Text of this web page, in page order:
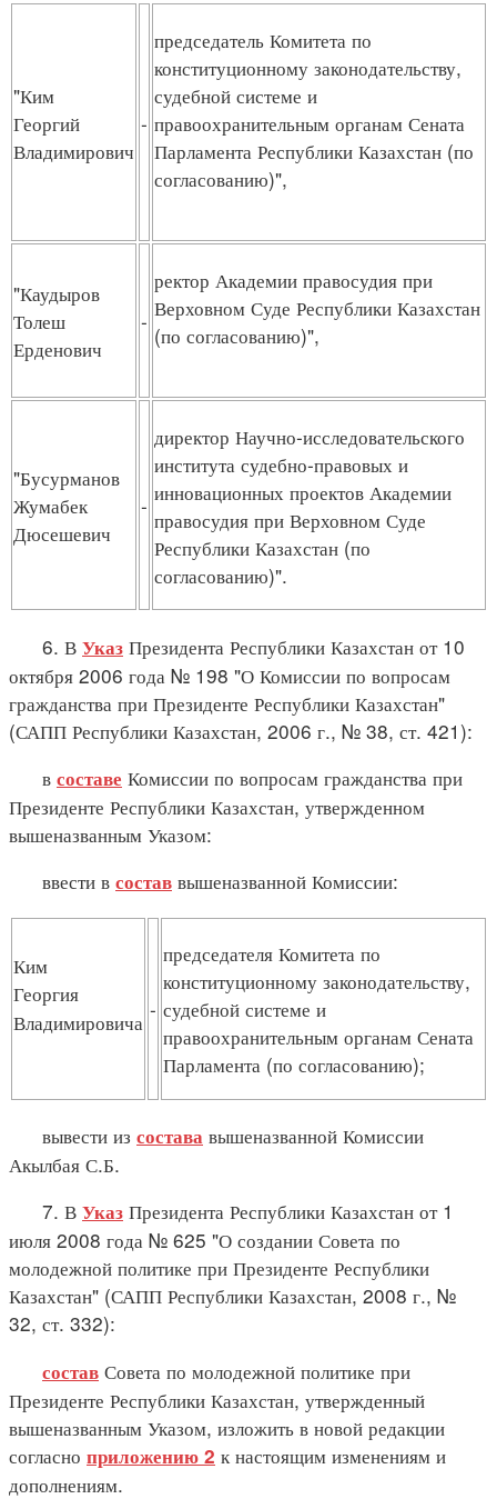
"Ким
Георгий
Владимирович
-
председатель Комитета по
конституционному законодательству,
судебной системе и
правоохранительным органам Сената
Парламента Республики Казахстан (по
согласованию)",
"Каудыров
Толеш
Ерденович
-
ректор Академии правосудия при
Верховном Суде Республики Казахстан
(по согласованию)",
"Бусурманов
Жумабек
Дюсешевич
-
директор Научно-исследовательского
института судебно-правовых и
инновационных проектов Академии
правосудия при Верховном Суде
Республики Казахстан (по
согласованию)".
6. В Указ Президента Республики Казахстан от 10
октября 2006 года № 198 "О Комиссии по вопросам
гражданства при Президенте Республики Казахстан"
(САПП Республики Казахстан, 2006 г., № 38, ст. 421):
в составе Комиссии по вопросам гражданства при
Президенте Республики Казахстан, утвержденном
вышеназванным Указом:
ввести в состав вышеназванной Комиссии:
Ким
Георгия
Владимировича -
председателя Комитета по
конституционному законодательству,
судебной системе и
правоохранительным органам Сената
Парламента (по согласованию);
вывести из состава вышеназванной Комиссии
Акылбая С.Б.
7. В Указ Президента Республики Казахстан от 1
июля 2008 года № 625 "О создании Совета по
молодежной политике при Президенте Республики
Казахстан" (САПП Республики Казахстан, 2008 г., №
32, ст. 332):
состав Совета по молодежной политике при
Президенте Республики Казахстан, утвержденный
вышеназванным Указом, изложить в новой редакции
согласно приложению 2 к настоящим изменениям и
дополнениям.